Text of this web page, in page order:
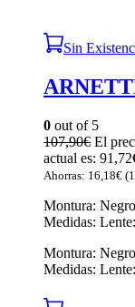
Sin
0 out of 5
107,90€ El
actual es:
Ahorras: 16,18€
Montura:
Medidas:
Montura:
Medidas: